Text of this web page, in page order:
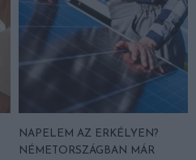
NAPELEM AZ ERKÉLYEN?
NÉMETORSZÁGBAN MÁR